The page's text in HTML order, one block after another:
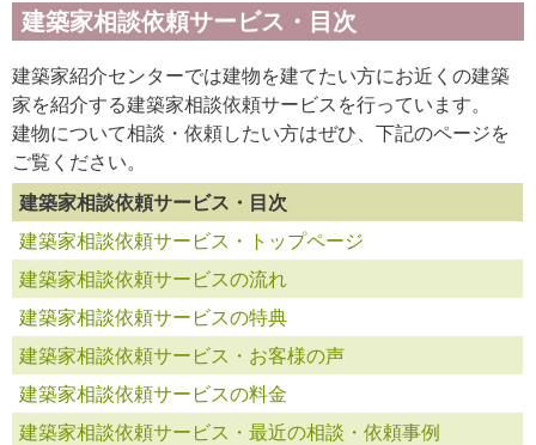
建築家相談依頼サービス・目次
建築家紹介センターでは建物を建てたい方にお近くの建築
家を紹介する建築家相談依頼サービスを行っています。
建物について相談・依頼したい方はぜひ、下記のページを
ご覧ください。
建築家相談依頼サービス・目次
建築家相談依頼サービス・トップページ
建築家相談依頼サービスの流れ
建築家相談依頼サービスの特典
建築家相談依頼サービス・お客様の声
建築家相談依頼サービスの料金
建築家相談依頼サービス・最近の相談・依頼事例